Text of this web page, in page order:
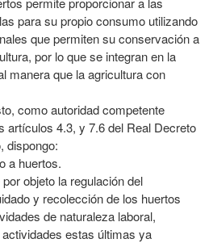
para su propio consumo utilizando
que permiten su conservación a
por lo que se integran en la
manera que la agricultura con
como autoridad competente
artículos 4.3, y 7.6 del Real Decreto
dispongo:
a huertos.
objeto la regulación del
y recolección de los huertos
de naturaleza laboral,
estas últimas ya